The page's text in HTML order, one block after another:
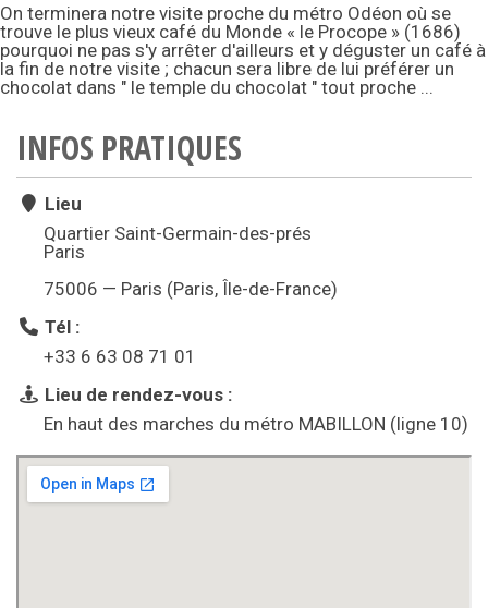
On terminera notre visite proche du métro Odéon où se
trouve le plus vieux café du Monde « le Procope » (1686)
pourquoi ne pas s'y arrêter d'ailleurs et y déguster un café à
la fin de notre visite ; chacun sera libre de lui préférer un
chocolat dans " le temple du chocolat " tout proche ...
INFOS PRATIQUES
Lieu
Quartier Saint-Germain-des-prés
Paris
75006 — Paris (Paris, Île-de-France)
Tél :
+33 6 63 08 71 01
Lieu de rendez-vous :
En haut des marches du métro MABILLON (ligne 10)